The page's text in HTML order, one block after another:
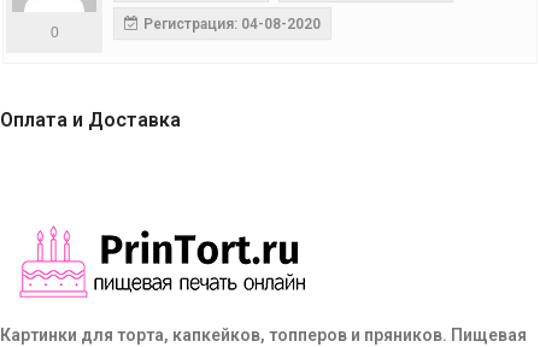
0 Регистрация: 04-08-2020
Оплата и Доставка
Картинки для торта, капкейков, топперов и пряников. Пищевая